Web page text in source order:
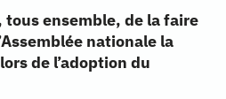
tous ensemble, de la faire
nationale la
de l’adoption du